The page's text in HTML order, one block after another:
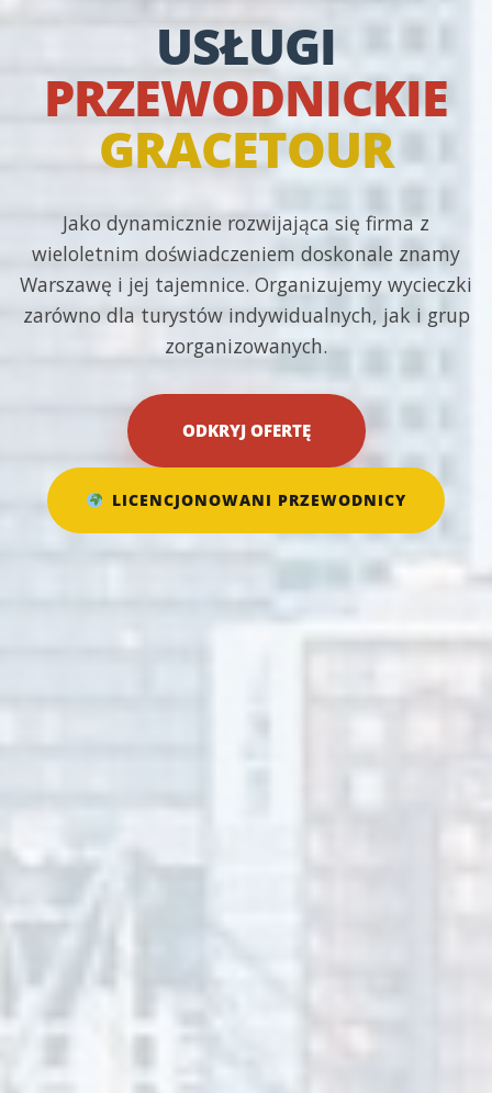
USŁUGI
PRZEWODNICKIE
GRACETOUR
Jako dynamicznie rozwijająca się firma z
wieloletnim doświadczeniem doskonale znamy
Warszawę i jej tajemnice. Organizujemy wycieczki
zarówno dla turystów indywidualnych, jak i grup
zorganizowanych.
ODKRYJ OFERTĘ
LICENCJONOWANI PRZEWODNICY